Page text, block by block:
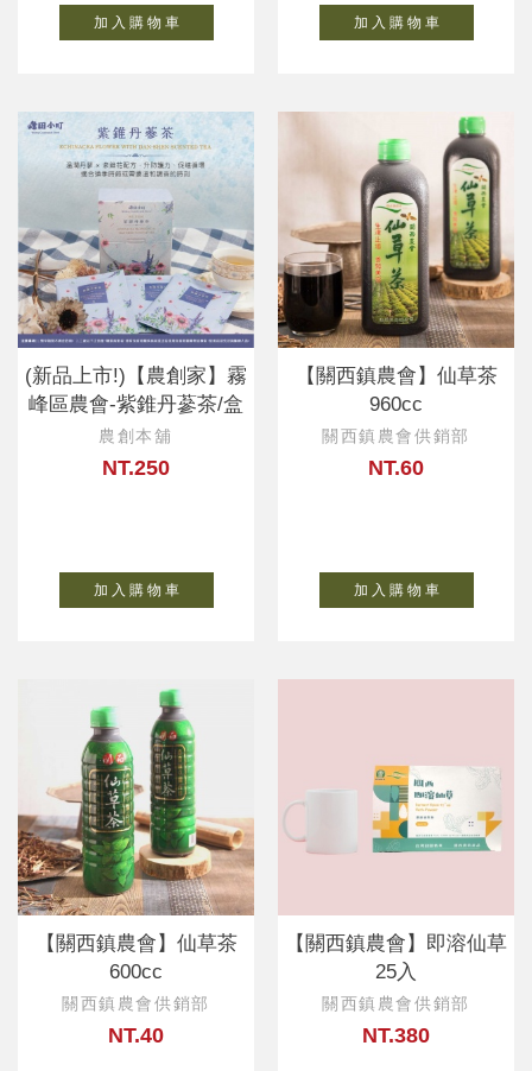
加 入 購 物 車 加 入 購 物 車
(新品上市!)【農創家】霧
峰區農會-紫錐丹蔘茶/盒
農創本舖
NT.250
加 入 購 物 車
【關西鎮農會】仙草茶
960cc
關西鎮農會供銷部
NT.60
加 入 購 物 車
【關西鎮農會】仙草茶
600cc
關西鎮農會供銷部
NT.40
【關西鎮農會】即溶仙草
25入
關西鎮農會供銷部
NT.380